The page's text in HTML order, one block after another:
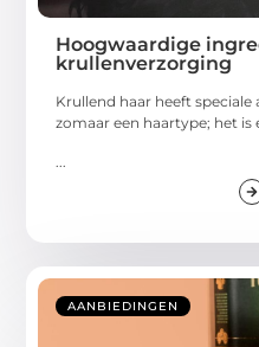
Hoogwaardige
krullenverzorging
Krullend haar heeft
zomaar een haartype; het is
AANBIEDINGEN